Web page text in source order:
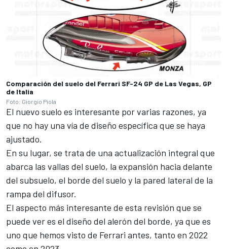
Comparación del suelo del Ferrari SF-24 GP de Las Vegas, GP
de Italia
Foto: Giorgio Piola
El nuevo suelo es interesante por varias razones, ya
que no hay una vía de diseño específica que se haya
ajustado.
En su lugar, se trata de una actualización integral que
abarca las vallas del suelo, la expansión hacia delante
del subsuelo, el borde del suelo y la pared lateral de la
rampa del difusor.
El aspecto más interesante de esta revisión que se
puede ver es el diseño del alerón del borde, ya que es
uno que hemos visto de Ferrari antes, tanto en 2022